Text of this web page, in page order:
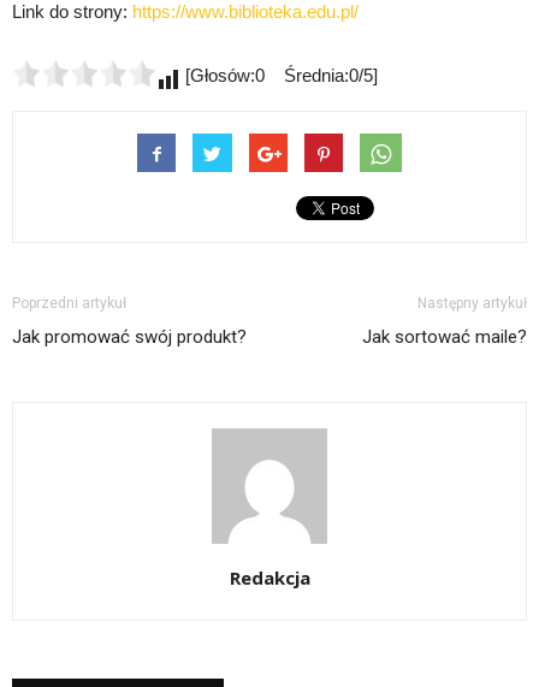
Link do strony: https://www.biblioteka.edu.pl/
[Głosów:0 Średnia:0/5]
Poprzedni artykuł
Jak promować swój produkt?
Następny artykuł
Jak sortować maile?
Redakcja